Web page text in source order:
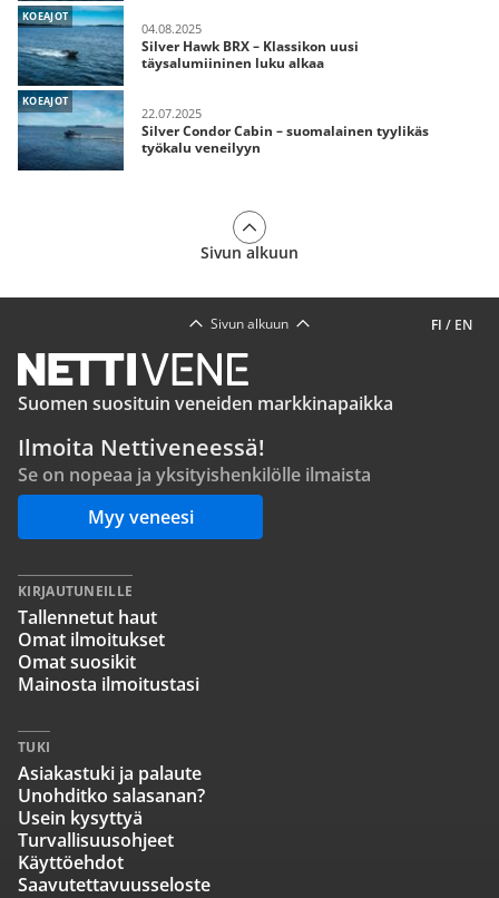
KOEAJOT
04.08.2025
Silver Hawk BRX – Klassikon uusi
täysalumiininen luku alkaa
KOEAJOT
22.07.2025
Silver Condor Cabin – suomalainen tyylikäs
työkalu veneilyyn
Sivun alkuun
FI / EN
Sivun alkuun
Suomen suosituin veneiden markkinapaikka
Ilmoita Nettiveneessä!
Se on nopeaa ja yksityishenkilölle ilmaista
Myy veneesi
KIRJAUTUNEILLE
Tallennetut haut
Omat ilmoitukset
Omat suosikit
Mainosta ilmoitustasi
TUKI
Asiakastuki ja palaute
Unohditko salasanan?
Usein kysyttyä
Turvallisuusohjeet
Käyttöehdot
Saavutettavuusseloste